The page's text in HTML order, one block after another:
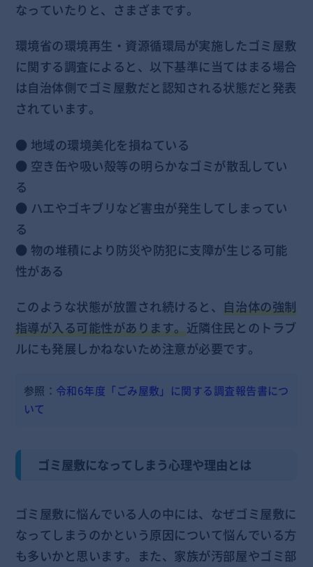
なっていたりと、さまざまです。
環境省の環境再生・資源循環局が実施したゴミ屋敷
に関する調査によると、以下基準に当てはまる場合
は自治体側でゴミ屋敷だと認知される状態だと発表
されています。
● 地域の環境美化を損ねている
● 空き缶や吸い殻等の明らかなゴミが散乱してい
る
● ハエやゴキブリなど害虫が発生してしまってい
る
● 物の堆積により防災や防犯に支障が生じる可能
性がある
このような状態が放置され続けると、自治体の強制
指導が入る可能性があります。近隣住民とのトラブ
ルにも発展しかねないため注意が必要です。
参照： 令和6年度「ごみ屋敷」に関する調査報告書につ
いて
ゴミ屋敷になってしまう心理や理由とは
ゴミ屋敷に悩んでいる人の中には、なぜゴミ屋敷に
なってしまうのかという原因について悩んでいる方
も多いかと思います。また、家族が汚部屋やゴミ部